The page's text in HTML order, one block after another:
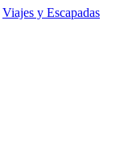
Viajes y Escapadas